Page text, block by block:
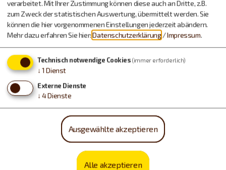
verarbeitet. Mit Ihrer Zustimmung können diese auch an Dritte, z.B.
zum Zweck der statistischen Auswertung, übermittelt werden. Sie
können die hier vorgenommenen Einstellungen jederzeit abändern.
Mehr dazu erfahren Sie hier:Datenschutzerklärung /Impressum.
Technisch notwendige Cookies (immer erforderlich)
↓ 1 Dienst
Externe Dienste
↓ 4Dienste
Ausgewählte akzeptieren
Alle akzeptieren